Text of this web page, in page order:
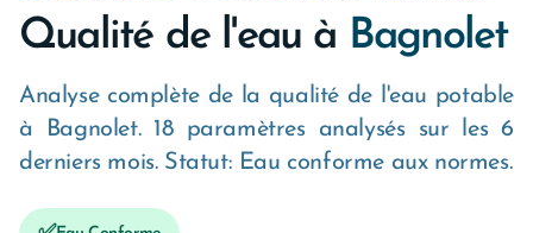
Qualité de l'eau à Bagnolet
Analyse complète de la qualité de l'eau potable
à Bagnolet. 18 paramètres analysés sur les 6
derniers mois. Statut: Eau conforme aux normes.